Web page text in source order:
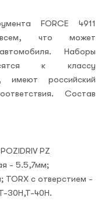
FORCE 4911
всем, что может
Наборы
к классу
имеют российский
Состав
PZ
- 5.5,7мм;
TORX с отверстием -
30Н,Т-40Н.